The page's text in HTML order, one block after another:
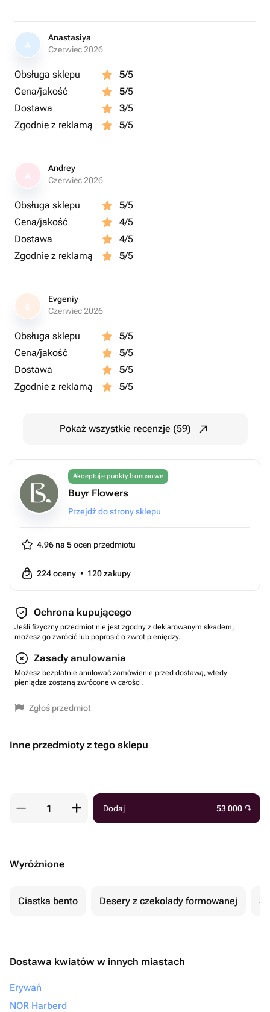
A
Anastasiya
Czerwiec 2026
Obsługa sklepu 5/5
Cena/jakość
5/5
Dostawa
3/5
Zgodnie z reklamą
5/5
Andrey
Czerwiec 2026
Obsługa sklepu 5/5
Cena/jakość
4/5
Dostawa
4/5
Zgodnie z reklamą
5/5
E
Evgeniy
Czerwiec 2026
Obsługa sklepu 5/5
Cena/jakość
5/5
Dostawa
5/5
Zgodnie z reklamą
5/5
Pokaż wszystkie recenzje (59)
Akceptuje punkty bonusowe
Buyr Flowers
Przejdź do strony sklepu
4.96 na 5ocen przedmiotu
224oceny • 120zakupy
Ochrona kupującego
Jeśli fizyczny przedmiot nie jest zgodny z deklarowanym składem,
możesz go zwrócić lub poprosić o zwrot pieniędzy.
Zasady anulowania
Możesz bezpłatnie anulować zamówienie przed dostawą, wtedy
pieniądze zostaną zwrócone w całości.
Zgłoś przedmiot
Inne przedmioty z tego sklepu
Dodaj 53 000 ֏
Wyróżnione
Ciastka bento Desery z czekolady formowanej
Dostawa kwiatów w innych miastach
Erywań
NOR Harberd